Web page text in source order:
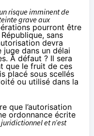
risque imminent de
grave aux
pourront être
sans
devra
dans un délai
À défaut ? Il sera
que le fruit de ces
placé sous scellés
ou utilisé dans la
que l’autorisation
ordonnance écrite
et n’est